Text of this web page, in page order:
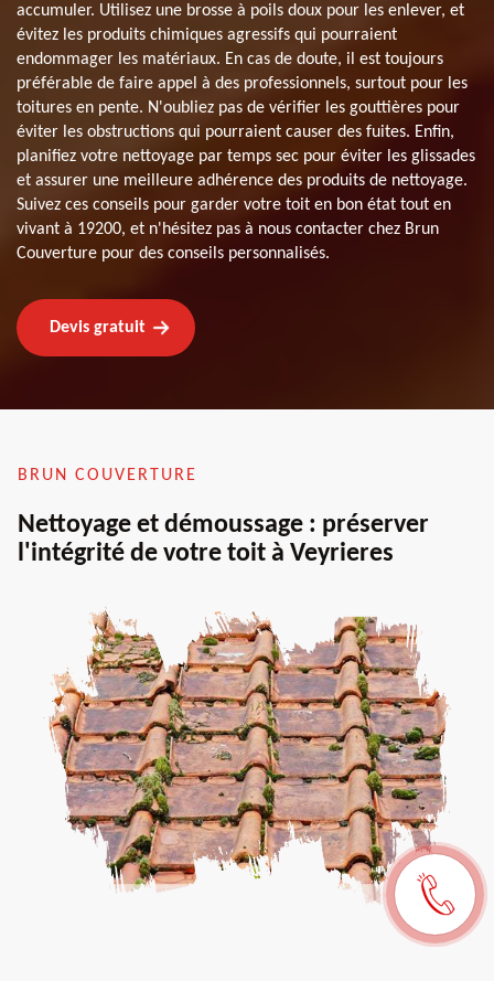
accumuler. Utilisez une brosse à poils doux pour les enlever, et
évitez les produits chimiques agressifs qui pourraient
endommager les matériaux. En cas de doute, il est toujours
préférable de faire appel à des professionnels, surtout pour les
toitures en pente. N'oubliez pas de vérifier les gouttières pour
éviter les obstructions qui pourraient causer des fuites. Enfin,
planifiez votre nettoyage par temps sec pour éviter les glissades
et assurer une meilleure adhérence des produits de nettoyage.
Suivez ces conseils pour garder votre toit en bon état tout en
vivant à 19200, et n'hésitez pas à nous contacter chez Brun
Couverture pour des conseils personnalisés.
Devis gratuit
BRUN COUVERTURE
Nettoyage et démoussage : préserver
l'intégrité de votre toit à Veyrieres